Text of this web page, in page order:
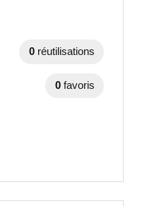
0 réutilisations
0 favoris